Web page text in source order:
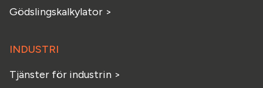
Gödslingskalkylator >
INDUSTRI
Tjänster för industrin >